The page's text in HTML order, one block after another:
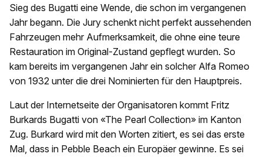
Sieg des Bugatti eine Wende, die schon im vergangenen
Jahr begann. Die Jury schenkt nicht perfekt aussehenden
Fahrzeugen mehr Aufmerksamkeit, die ohne eine teure
Restauration im Original-Zustand gepflegt wurden. So
kam bereits im vergangenen Jahr ein solcher Alfa Romeo
von 1932 unter die drei Nominierten für den Hauptpreis.
Laut der Internetseite der Organisatoren kommt Fritz
Burkards Bugatti von «The Pearl Collection» im Kanton
Zug. Burkard wird mit den Worten zitiert, es sei das erste
Mal, dass in Pebble Beach ein Europäer gewinne. Es sei